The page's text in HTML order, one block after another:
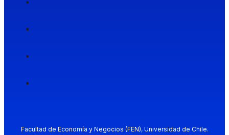
Facultad de Economía y Negocios (FEN), Universidad de Chile.